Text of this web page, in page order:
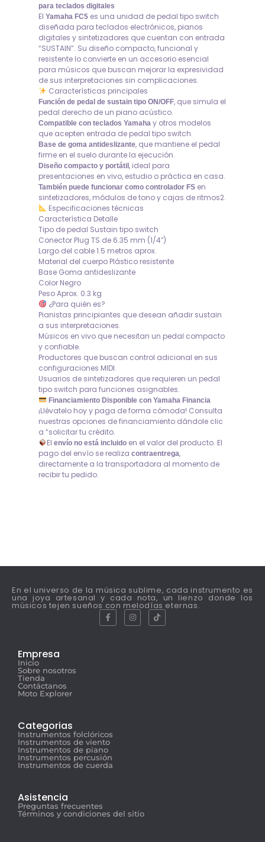
para teclados digitales
El Yamaha FC5 es una unidad de pedal tipo switch
diseñada para teclados electrónicos, pianos
digitales y sintetizadores que cuentan con entrada
“SUSTAIN”. Su diseño compacto, funcional y
resistente lo convierte en un accesorio esencial
para músicos que buscan mejorar la expresividad
de sus interpretaciones sin complicaciones.
Características principales
Función de pedal de sustain tipo ON/OFF, que simula el
pedal derecho de un piano acústico.
Compatible con teclados Yamaha y otros modelos
que acepten entrada de pedal tipo switch.
Base de goma antideslizante, que mantiene el pedal
firme en el suelo durante la ejecución.
Diseño compacto y portátil, ideal para
presentaciones en vivo, estudio o práctica en casa.
También puede funcionar como controlador FS en
sintetizadores, módulos de tono y cajas de ritmos2.
Especificaciones técnicas
Característica Detalle
Tipo de pedal Sustain tipo switch
Conector Plug TS de 6.35 mm (1/4″)
Largo del cable 1.5 metros aprox.
Material del cuerpo Plástico resistente
Base Goma antideslizante
Color Negro
Peso Aprox. 0.3 kg
¿Para quién es?
Pianistas principiantes que desean añadir sustain
a sus interpretaciones.
Músicos en vivo que necesitan un pedal compacto
y confiable.
Productores que buscan control adicional en sus
configuraciones MIDI.
Usuarios de sintetizadores que requieren un pedal
tipo switch para funciones asignables.
Financiamiento Disponible con Yamaha Financia
¡Llévatelo hoy y paga de forma cómoda! Consulta
nuestras opciones de financiamiento dándole clic
a “solicitar tu crédito.
El envío no está incluidoen el valor del producto. El
pago del envío se realiza contraentrega,
directamente a la transportadora al momento de
recibir tu pedido.
En el universo de la música sublime, cada instrumento es
una joya artesanal y cada nota, un lienzo donde los
músicos tejen sueños con melodías eternas.
Empresa
Inicio
Sobre nosotros
Tienda
Contáctanos
Moto Explorer
Categorias
Instrumentos folclóricos
Instrumentos de viento
Instrumentos de piano
Instrumentos percusión
Instrumentos de cuerda
Asistencia
Preguntas frecuentes
Términos y condiciones del sitio